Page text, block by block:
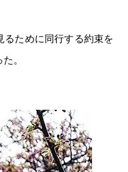
ために同行する約束を
。